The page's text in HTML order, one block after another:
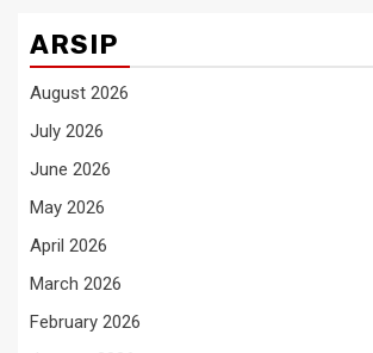
ARSIP
August 2026
July 2026
June 2026
May 2026
April 2026
March 2026
February 2026